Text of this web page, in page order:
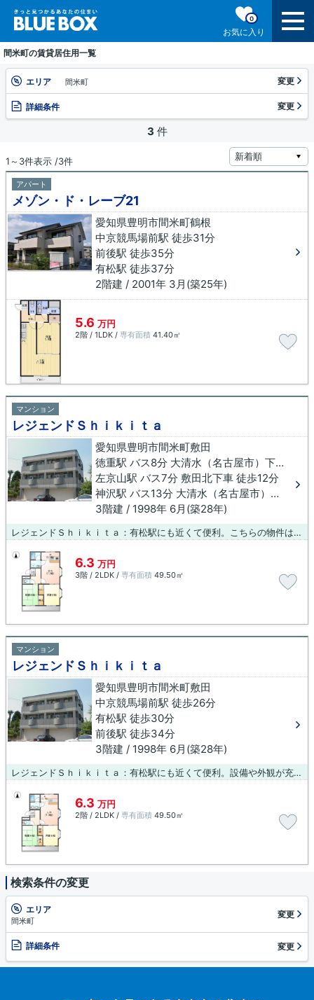
お気に入り
0
間米町の賃貸居住用一覧
エリア 間米町 変更
詳細条件 変更
3 件
1～3件表示 /3件
アパート
メゾン・ド・レーブ21
愛知県豊明市間米町鶴根
中京競馬場前駅 徒歩31分
前後駅 徒歩35分
有松駅 徒歩37分
2階建 / 2001年 3月(築25年)
5.6 万円
2階 / 1LDK / 専有面積 41.40㎡
マンション
レジェンドＳｈｉｋｉｔａ
愛知県豊明市間米町敷田
徳重駅 バス8分 大清水（名古屋市）下車 徒歩11分
左京山駅 バス7分 敷田北下車 徒歩12分
神沢駅 バス13分 大清水（名古屋市）下車 徒歩13分
3階建 / 1998年 6月(築28年)
レジェンドＳｈｉｋｉｔａ：有松駅にも近くて便利。こちらの物件はマンションです。多種多様な物件を取り揃えた当社に、住まい探しをお任せしませんか？もちろん、お客様のライフスタイルに適し、ご希望に合った物件のご紹介をいたします。お気軽にご連絡下さい。
6.3 万円
3階 / 2LDK / 専有面積 49.50㎡
マンション
レジェンドＳｈｉｋｉｔａ
愛知県豊明市間米町敷田
中京競馬場前駅 徒歩26分
有松駅 徒歩30分
前後駅 徒歩34分
3階建 / 1998年 6月(築28年)
レジェンドＳｈｉｋｉｔａ：有松駅にも近くて便利。設備や外観が充実しているマンションです。お友達を招待するのも恥ずかしくない物件。こちらの物件以外にも、有松駅近くの物件情報を取り扱っております。物件情報が気になる方は、ぜひお問い合わせください。
6.3 万円
2階 / 2LDK / 専有面積 49.50㎡
検索条件の変更
エリア
間米町
変更
詳細条件 変更